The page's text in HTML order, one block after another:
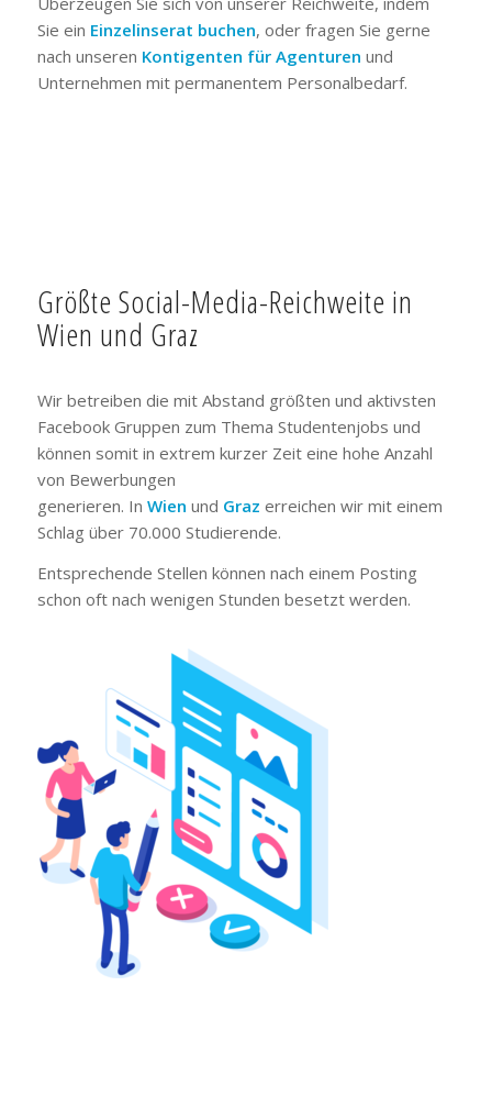
Sie ein Einzelinserat buchen, oder fragen Sie gerne
nach unseren Kontigenten für Agenturen und
Unternehmen mit permanentem Personalbedarf.
Größte Social-Media-Reichweite in
Wien und Graz
Wir betreiben die mit Abstand größten und aktivsten
Facebook Gruppen zum Thema Studentenjobs und
können somit in extrem kurzer Zeit eine hohe Anzahl
von Bewerbungen
generieren. In Wien und Graz erreichen wir mit einem
Schlag über 70.000 Studierende.
Entsprechende Stellen können nach einem Posting
schon oft nach wenigen Stunden besetzt werden.